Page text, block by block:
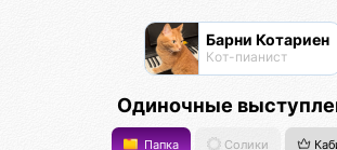
Барни Котариен
Кот-пианист
Одиночные
Папка Солики